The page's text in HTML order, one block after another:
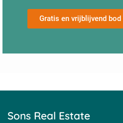
Gratis en vrijblijvend
Sons Real Estate